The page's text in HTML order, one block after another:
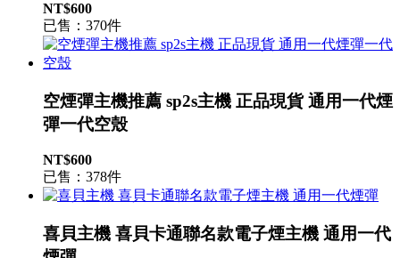
NT$600
已售：370件
空煙彈主機推薦 sp2s主機 正品現貨 通用一代煙
彈一代空殼
NT$600
已售：378件
喜貝主機 喜貝卡通聯名款電子煙主機 通用一代